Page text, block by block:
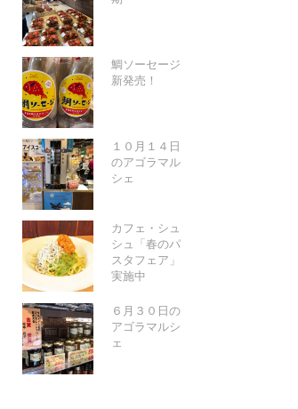
鯛ソーセージ
新発売！
１０月１４日
のアゴラマル
シェ
カフェ・シュ
シュ「春のパ
スタフェア」
実施中
６月３０日の
アゴラマルシ
ェ